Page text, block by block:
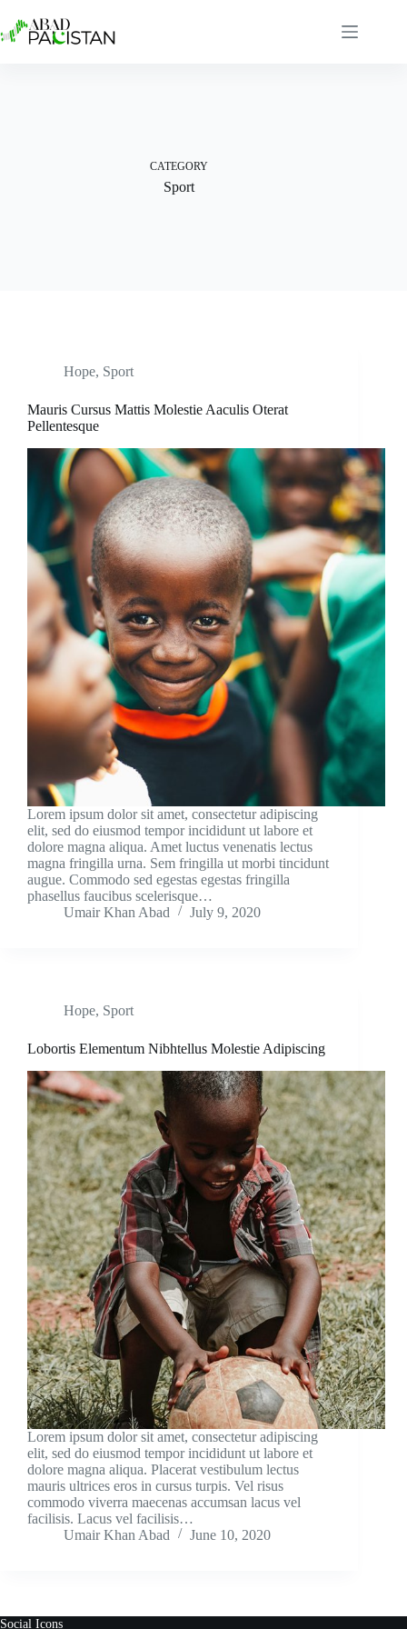
content
CATEGORY
Sport
Hope, Sport
Mauris Cursus Mattis Molestie Aaculis Oterat
Pellentesque
Lorem ipsum dolor sit amet, consectetur adipiscing
elit, sed do eiusmod tempor incididunt ut labore et
dolore magna aliqua. Amet luctus venenatis lectus
magna fringilla urna. Sem fringilla ut morbi tincidunt
augue. Commodo sed egestas egestas fringilla
phasellus faucibus scelerisque…
Umair Khan Abad
July 9, 2020
Hope, Sport
Lobortis Elementum Nibhtellus Molestie Adipiscing
Lorem ipsum dolor sit amet, consectetur adipiscing
elit, sed do eiusmod tempor incididunt ut labore et
dolore magna aliqua. Placerat vestibulum lectus
mauris ultrices eros in cursus turpis. Vel risus
commodo viverra maecenas accumsan lacus vel
facilisis. Lacus vel facilisis…
Umair Khan Abad
June 10, 2020
Social Icons